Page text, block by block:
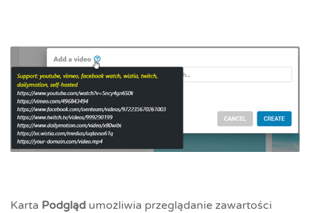
Karta Podgląd umożliwia przeglądanie zawartości